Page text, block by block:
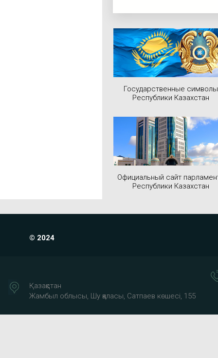
Государственные символы
Республики Казахстан
Официальный сайт
Республики Казахстан
© 2024
Қазақстан
Жамбыл облысы, Шу қаласы, Сатпаев көшесі, 155